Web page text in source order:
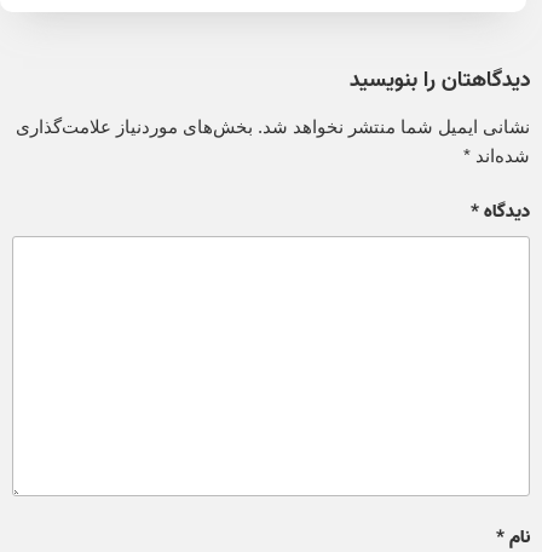
دیدگاهتان را بنویسید
نشانی ایمیل شما منتشر نخواهد شد. بخش‌های موردنیاز علامت‌گذاری
شده‌اند*
دیدگاه*
نام*